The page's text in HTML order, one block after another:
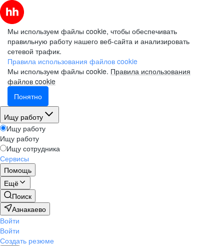
Мы используем файлы cookie, чтобы обеспечивать
правильную работу нашего веб-сайта и анализировать
сетевой трафик.
Правила использования файлов cookie
Мы используем файлы cookie. Правила использования
файлов cookie
Понятно
Ищу работу
Ищу работу
Ищу работу
Ищу сотрудника
Сервисы
Помощь
Ещё
Поиск
Азнакаево
Войти
Войти
Создать резюме